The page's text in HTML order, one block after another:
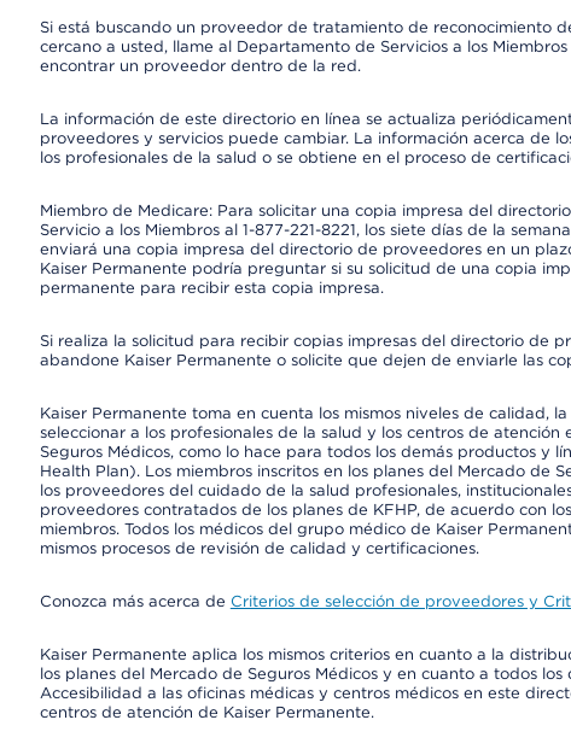
Si está buscando un proveedor de tratamiento de reconocimiento
cercano a usted, llame al Departamento de Servicios a los
encontrar un proveedor dentro de la red.
La información de este directorio en línea se actualiza
proveedores y servicios puede cambiar. La información acerca de
los profesionales de la salud o se obtiene en el proceso de
Miembro de Medicare: Para solicitar una copia impresa del
Servicio a los Miembros al 1-877-221-8221, los siete días de la
enviará una copia impresa del directorio de proveedores en un
Kaiser Permanente podría preguntar si su solicitud de una copia
permanente para recibir esta copia impresa.
Si realiza la solicitud para recibir copias impresas del directorio de
abandone Kaiser Permanente o solicite que dejen de enviarle las
Kaiser Permanente toma en cuenta los mismos niveles de calidad,
seleccionar a los profesionales de la salud y los centros de
Seguros Médicos, como lo hace para todos los demás productos y
Health Plan). Los miembros inscritos en los planes del Mercado de
los proveedores del cuidado de la salud profesionales,
proveedores contratados de los planes de KFHP, de acuerdo con
miembros. Todos los médicos del grupo médico de Kaiser
mismos procesos de revisión de calidad y certificaciones.
Conozca más acerca de Criterios de selección de proveedores y
Kaiser Permanente aplica los mismos criterios en cuanto a la
los planes del Mercado de Seguros Médicos y en cuanto a todos
Accesibilidad a las oficinas médicas y centros médicos en este
centros de atención de Kaiser Permanente.